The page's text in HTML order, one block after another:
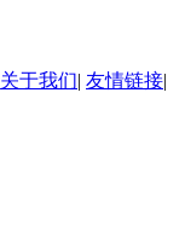
关于我们| 友情链接|